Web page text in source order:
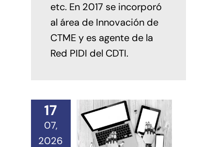
etc. En 2017 se incorporó
al área de Innovación de
CTME y es agente de la
Red PIDI del CDTI.
17
07,
2026